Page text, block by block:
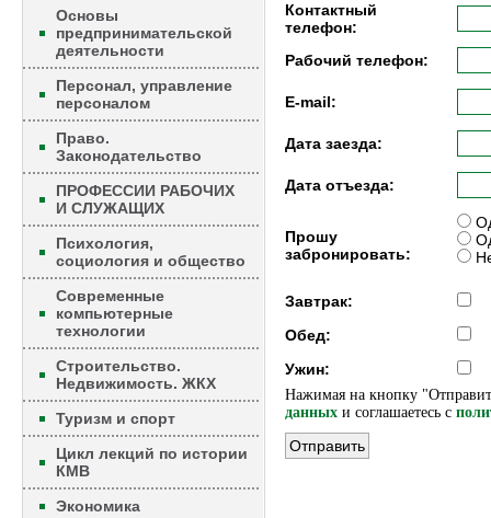
Основы
предпринимательской
деятельности
Персонал, управление
персоналом
Право.
Законодательство
ПРОФЕССИИ РАБОЧИХ
И СЛУЖАЩИХ
Психология,
социология и общество
Современные
компьютерные
технологии
Строительство.
Недвижимость. ЖКХ
Туризм и спорт
Цикл лекций по истории
КМВ
Экономика
Контактный
телефон:
Рабочий телефон:
E-mail:
Дата заезда:
Дата отъезда:
Прошу
забронировать:
Завтрак:
Обед:
Ужин:
Нажимая на кнопку
данных и соглашаетесь c